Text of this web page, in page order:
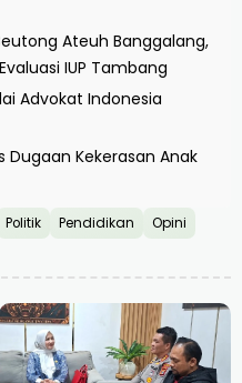
Ateuh Banggalang,
IUP Tambang
Advokat Indonesia
Dugaan Kekerasan Anak
Politik Pendidikan
Opini